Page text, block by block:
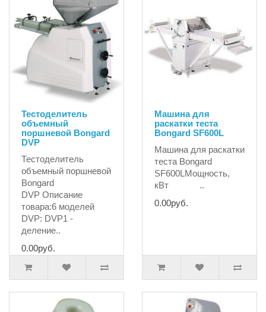
Тестоделитель
объемный
поршневой Bongard
DVP
Тестоделитель
объемный поршневой
Bongard
DVP Описание
товара:6 моделей
DVP: DVP1 -
деление..
0.00руб.
Машина для
раскатки теста
Bongard SF600L
Машина для раскатки
теста Bongard
SF600LМощность,
кВт ..
0.00руб.